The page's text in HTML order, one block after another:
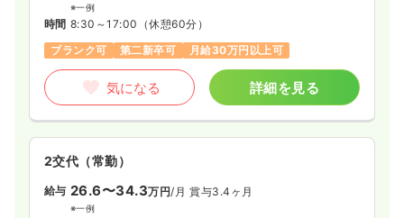
※一例
時間 8:30～17:00 （休憩60分）
ブランク可
第二新卒可 月給30万円以上可
気になる 詳細を見る
2交代（常勤）
給与 26.6〜34.3万円/月 賞与3.4ヶ月
※一例